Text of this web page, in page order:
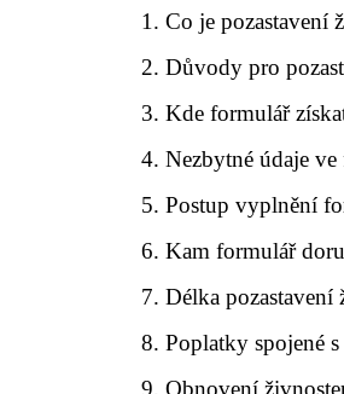
Co je pozastavení
Důvody pro
Kde formulář
Nezbytné údaje
Postup vyplnění
Kam formulář
Délka pozastavení
Poplatky spojené
Obnovení